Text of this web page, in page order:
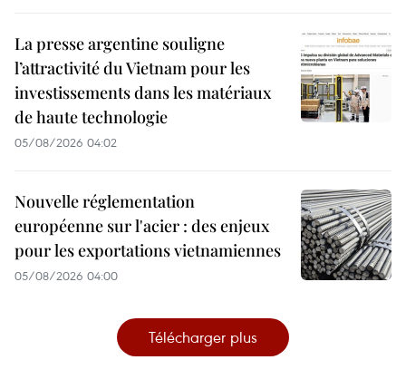
La presse argentine souligne
l’attractivité du Vietnam pour les
investissements dans les matériaux
de haute technologie
05/08/2026 04:02
Nouvelle réglementation
européenne sur l'acier : des enjeux
pour les exportations vietnamiennes
05/08/2026 04:00
Télécharger plus